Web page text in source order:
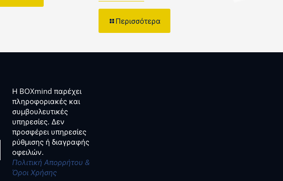
Περισσότερα
Η BOXmind παρέχει
πληροφοριακές και
συμβουλευτικές
υπηρεσίες. Δεν
προσφέρει υπηρεσίες
ρύθμισης ή διαγραφής
οφειλών.
Πολιτική Απορρήτου &
Όροι Χρήσης